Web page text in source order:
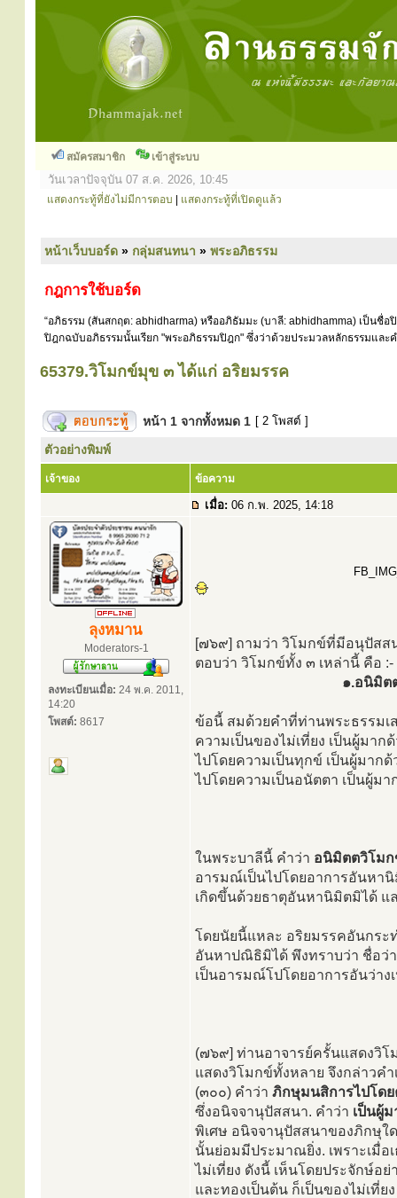
สมัครสมาชิก เข้าสู่ระบบ
วันเวลาปัจจุบัน 07 ส.ค. 2026, 10:45
แสดงกระทู้ที่ยังไม่มีการตอบ แสดงกระทู้ที่เปิดดูแล้ว
หน้าเว็บบอร์ด » กลุ่มสนทนา » พระอภิธรรม
กฎการใช้บอร์ด
“อภิธรรม (สันสกฤต: abhidharma) หรืออภิธัมมะ (บาลี: abhidhamma) เป็น
ปิฎกฉบับอภิธรรมนั้นเรียก "พระอภิธรรมปิฎก" ซึ่งว่าด้วยประมวลหลักธรรมแล
65379.วิโมกข์มุข ๓ ได้แก่ อริยมรรค
หน้า 1 จากทั้งหมด 1 [ 2 โพสต์ ]
ตัวอย่างพิมพ์
เจ้าของ ข้อความ
เมื่อ: 06 ก.พ. 2025, 14:18
ลุงหมาน
Moderators-1
ลงทะเบียนเมื่อ: 24 พ.ค. 2011,
14:20
โพสต์: 8617
[๗๖๙] ถามว่า วิโมกข์ที่มีอนุปัสส
ตอบว่า วิโมกข์ทั้ง ๓ เหล่านี้ คือ :-
๑.อนิมิต
ข้อนี้ สมด้วยคำที่ท่านพระธรรมเ
ความเป็นของไม่เที่ยง เป็นผู้มา
ไปโดยความเป็นทุกข์ เป็นผู้มาก
ไปโดยความเป็นอนัตตา เป็นผู้ม
ในพระบาลีนี้ คำว่า อนิมิตตวิโม
อารมณ์เป็นไปโดยอาการอันหา
เกิดขึ้นด้วยธาตุอันหานิมิตมิได้ แ
โดยนัยนี้แหละ อริยมรรคอันกระ
อันหาปณิธิมิได้ พึงทราบว่า ชื่อว่
เป็นอารมณ์โปโดยอาการอันว่า
(๗๖๙] ท่านอาจารย์ครั้นแสดงวิ
แสดงวิโมกข์ทั้งหลาย จึงกล่าวค
(๓๐๐) คำว่า ภิกษุมนสิการไปโดย
ซึ่งอนิจจานุปัสสนา. คำว่า เป็นผู้
พิเศษ อนิจจานุปัสสนาของภิกษุ
นั้นย่อมมีประมาณยิ่ง. เพราะเมื่อ
ไม่เที่ยง ดังนี้ เห็นโดยประจักษ์อ
และทองเป็นต้น ก็เป็นของไม่เที่